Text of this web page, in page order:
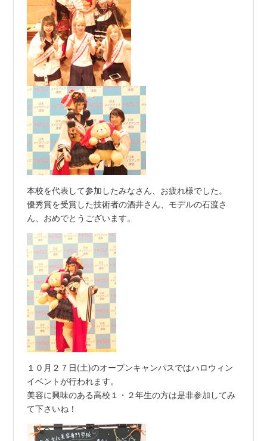
本校を代表して参加したみなさん、お疲れ様でした。
優秀賞を受賞した技術者の酒井さん、モデルの石渡さ
ん、おめでとうございます。
１０月２７日(土)のオープンキャンパスではハロウィン
イベントが行われます。
美容に興味のある高校１・２年生の方は是非参加してみ
て下さいね！